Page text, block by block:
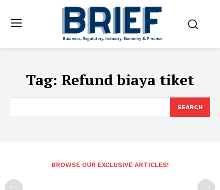
Tag: Refund biaya tiket
SEARCH
BROWSE OUR EXCLUSIVE ARTICLES!